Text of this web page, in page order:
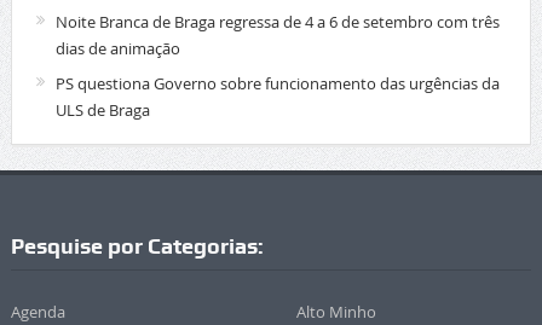
Noite Branca de Braga regressa de 4 a 6 de setembro com três
dias de animação
PS questiona Governo sobre funcionamento das urgências da
ULS de Braga
Pesquise por Categorias:
Agenda Alto Minho